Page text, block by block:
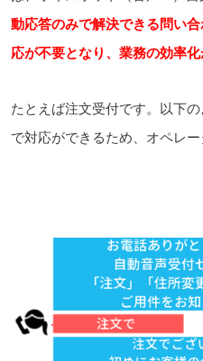
動応答のみで解決できる問い
応が不要となり、業務の効率
たとえば注文受付です。以下
で対応ができるため、オペレ